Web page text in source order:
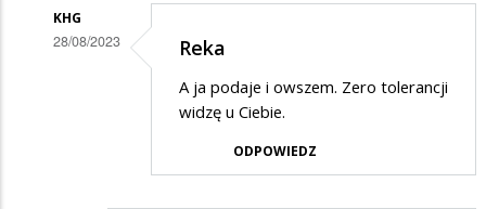
KHG
28/08/2023 Reka
A ja podaje i owszem. Zero tolerancji
widzę u Ciebie.
ODPOWIEDZ